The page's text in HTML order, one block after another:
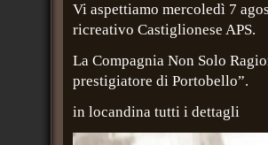
Vi aspettiamo mercoledì 7
ricreativo Castiglionese APS.
La Compagnia Non Solo
prestigiatore di Portobello”.
in locandina tutti i dettagli